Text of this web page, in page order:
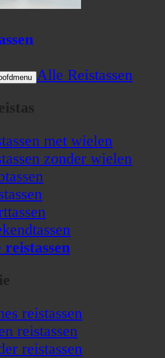
Alle Reistassen
met wielen
zonder wielen
reistassen
reistassen
reistassen